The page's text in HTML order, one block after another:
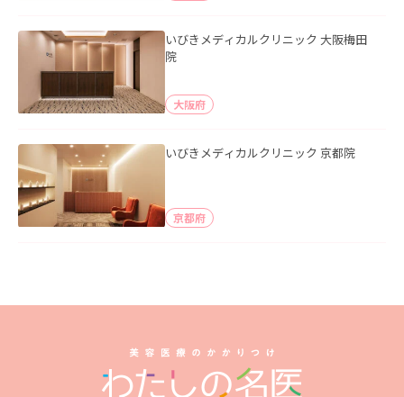
いびきメディカルクリニック 大阪梅田
院
大阪府
いびきメディカルクリニック 京都院
京都府